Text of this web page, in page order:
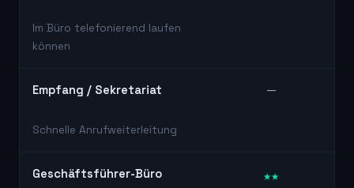
Im Büro telefonierend laufen
können
Empfang / Sekretariat
Schnelle Anrufweiterleitung
—
Geschäftsführer-Büro ★★